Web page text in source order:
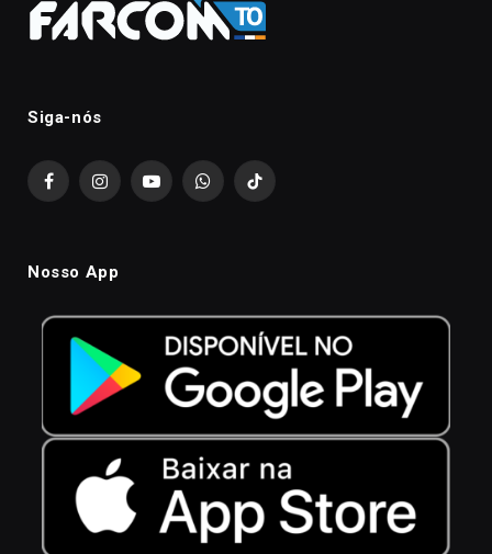
Siga-nós
FacebookInstagramYouTubeWhatsAppTikTok
Nosso App